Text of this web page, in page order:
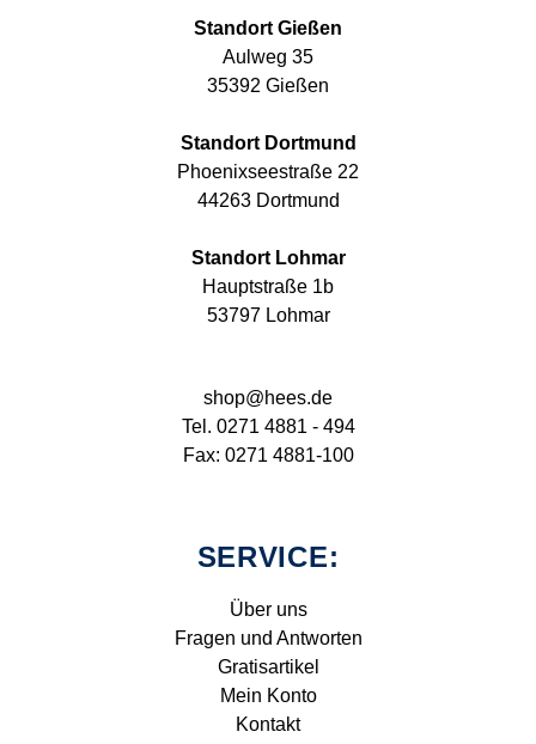
Standort Gießen
Aulweg 35
35392 Gießen
Standort Dortmund
Phoenixseestraße 22
44263 Dortmund
Standort Lohmar
Hauptstraße 1b
53797 Lohmar
shop@hees.de
Tel. 0271 4881 - 494
Fax: 0271 4881-100
SERVICE:
Über uns
Fragen und Antworten
Gratisartikel
Mein Konto
Kontakt